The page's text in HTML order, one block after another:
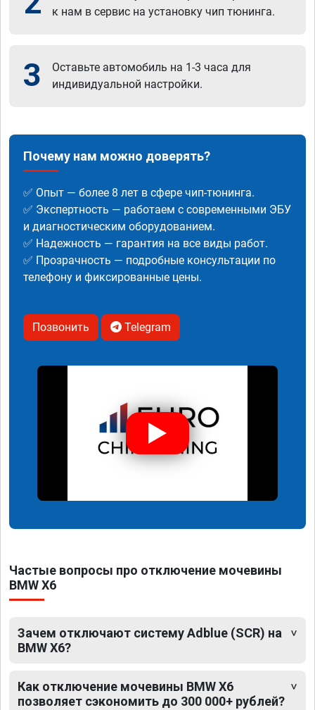
к нам в сервис на установку чип тюнинга.
3
Оставьте автомобиль на 1-3 часа для
индивидуальной настройки.
Почему нам можно доверять?
✅ Опыт — более 8 лет в сфере чип-тюнинга.
✅ Экспертность — работаем с современными ЭБУ
и диагностическим оборудованием.
✅ Надежность — гарантия на все виды работ.
✅ Прозрачность — подробные консультации по
телефону и фиксированные цены.
Позвонить Telegram
Частые вопросы про отключение мочевины
BMW X6
Зачем отключают систему Adblue (SCR) на
BMW X6?
Как отключение мочевины BMW X6
позволяет сэкономить до 300 000+ рублей?